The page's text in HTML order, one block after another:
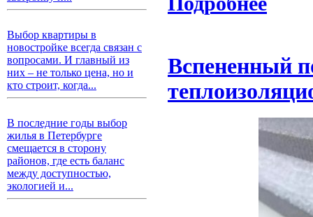
Выбор квартиры в
новостройке всегда связан с
вопросами. И главный из
них – не только цена, но и
кто строит, когда...
В последние годы выбор
жилья в Петербурге
смещается в сторону
районов, где есть баланс
между доступностью,
экологией и...
Вспененный